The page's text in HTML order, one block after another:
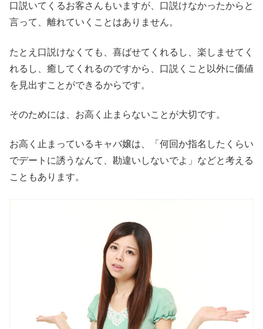
口説いてくるお客さんもいますが、口説けなかったからと
言って、離れていくことはありません。
たとえ口説けなくても、喜ばせてくれるし、楽しませてく
れるし、癒してくれるのですから、口説くこと以外に価値
を見出すことができるからです。
そのためには、お高く止まらないことが大切です。
お高く止まっているキャバ嬢は、「何回か指名したくらい
でデートに誘うなんて、勘違いしないでよ」などと考える
こともあります。